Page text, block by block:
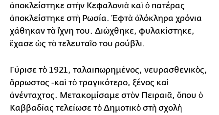
ἀποκλείστηκε στὴν Κεφαλονιὰ καὶ ὁ πατέρας
ἀποκλείστηκε στὴ Ρωσία. Ἑφτὰ ὁλόκληρα χρόνια
χάθηκαν τὰ ἴχνη του. Διώχθηκε, φυλακίστηκε,
ἔχασε ὡς τὸ τελευταῖο του ρούβλι.
Γύρισε τὸ 1921, ταλαιπωρημένος, νευρασθενικὸς,
ἄρρωστος -καὶ τὸ τραγικότερο, ξένος καὶ
ἀνένταχτος. Μετακομίσαμε στὸν Πειραιᾶ, ὅπου ὁ
Καββαδίας τελείωσε τὸ Δημοτικὸ στὴ σχολὴ